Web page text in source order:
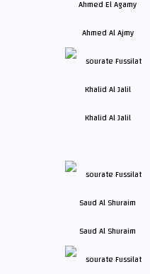
Ahmed Al Ajmy
Khalid Al Jalil
Saud Al Shuraim